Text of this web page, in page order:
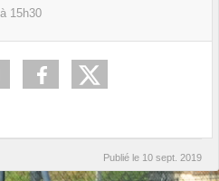
15h30
Publié le 10 sept. 2019